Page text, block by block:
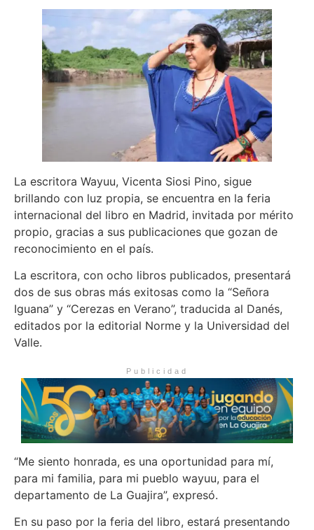
La escritora Wayuu, Vicenta Siosi Pino, sigue
brillando con luz propia, se encuentra en la feria
internacional del libro en Madrid, invitada por mérito
propio, gracias a sus publicaciones que gozan de
reconocimiento en el país.
La escritora, con ocho libros publicados, presentará
dos de sus obras más exitosas como la “Señora
Iguana” y “Cerezas en Verano”, traducida al Danés,
editados por la editorial Norme y la Universidad del
Valle.
Publicidad
“Me siento honrada, es una oportunidad para mí,
para mi familia, para mi pueblo wayuu, para el
departamento de La Guajira”, expresó.
En su paso por la feria del libro, estará presentando